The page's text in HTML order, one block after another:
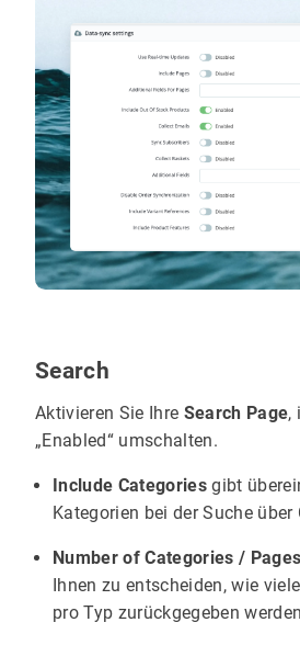
Search
Aktivieren Sie Ihre Search Page,
„Enabled“ umschalten.
Include Categoriesgibt
Kategorien bei der Suche über
Number of Categories / Pages
Ihnen zu entscheiden, wie
pro Typ zurückgegeben